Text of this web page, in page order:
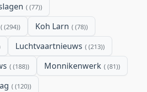
(77)
(294) Koh Larn (78)
Luchtvaartnieuws (213)
(188) Monnikenwerk (81)
(120)